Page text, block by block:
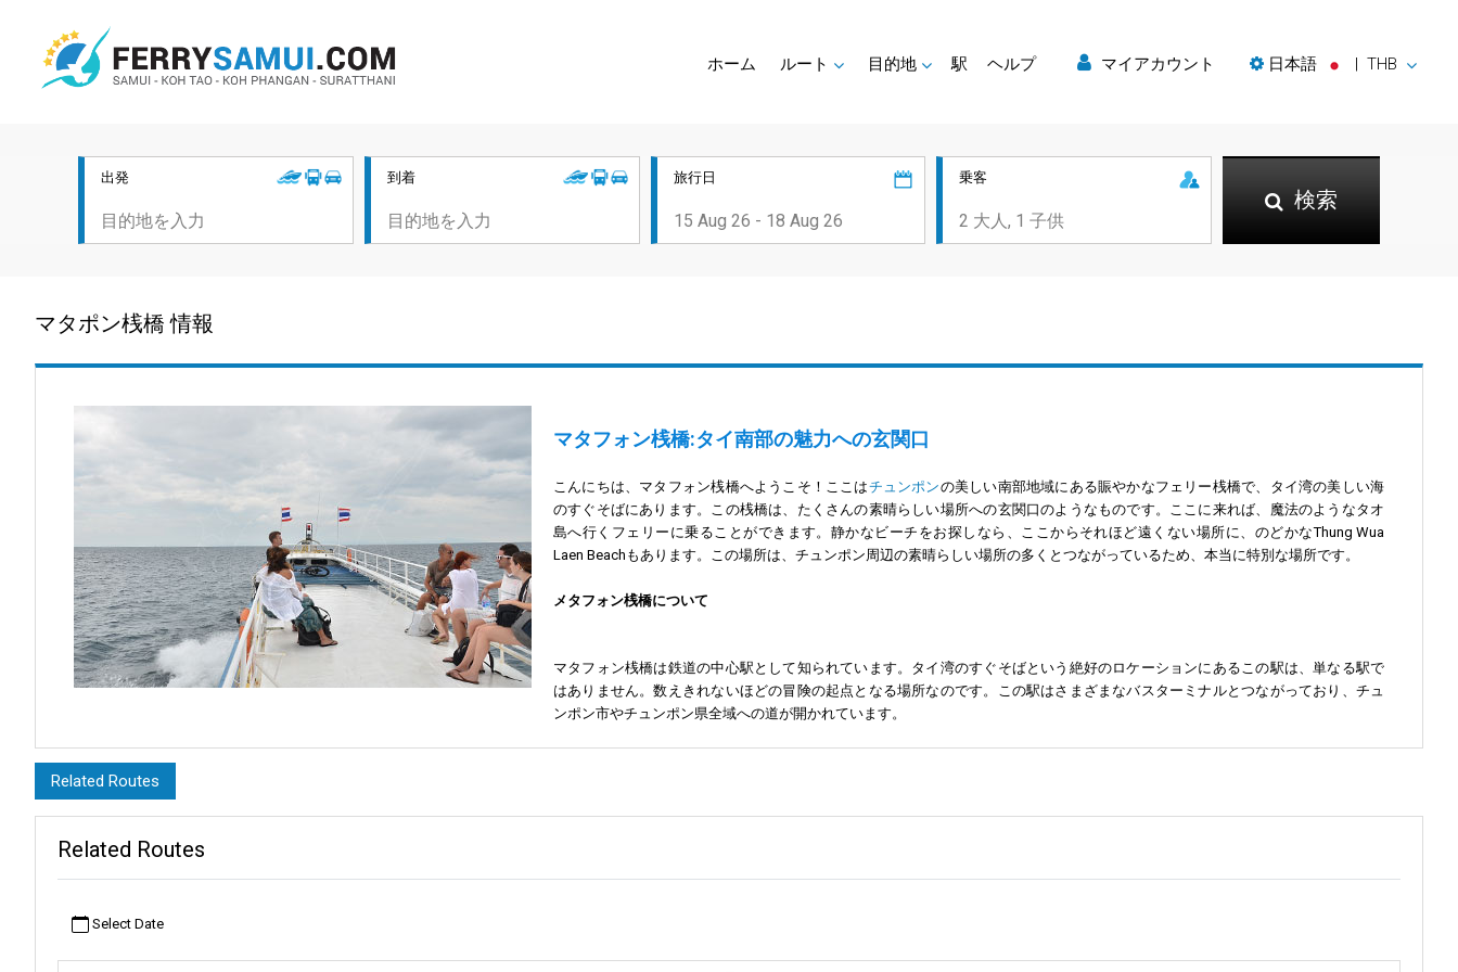
ホーム ルート 目的地 駅 ヘルプ マイアカウント 日本語 | THB
出発 到着 旅行日 乗客
検索
マタポン桟橋 情報
マタフォン桟橋:タイ南部の魅力への玄関口
こんにちは、マタフォン桟橋へようこそ！ここはチュンポンの美しい南部地域にある賑やかなフェリー桟橋で、タイ湾の美しい海
のすぐそばにあります。この桟橋は、たくさんの素晴らしい場所への玄関口のようなものです。ここに来れば、魔法のようなタオ
島へ行くフェリーに乗ることができます。静かなビーチをお探しなら、ここからそれほど遠くない場所に、のどかなThung Wua
Laen Beachもあります。この場所は、チュンポン周辺の素晴らしい場所の多くとつながっているため、本当に特別な場所です。
メタフォン桟橋について
マタフォン桟橋は鉄道の中心駅として知られています。タイ湾のすぐそばという絶好のロケーションにあるこの駅は、単なる駅で
はありません。数えきれないほどの冒険の起点となる場所なのです。この駅はさまざまなバスターミナルとつながっており、チュ
ンポン市やチュンポン県全域への道が開かれています。
魅力があります。ここは、数多くの他の観光スポットへのアクセスポイントでもあるのです。チュンポンの北には、緑豊かなチュンポン国立公園が広がっています。
名なのは、ダイビングスポットであるHTMSマタフォンです。
を宣言していたタイですが、その戦略的位置から、戦争に巻き込まれることは避けられませんでした。タイ王国海軍は、この困難な地政学上の海域を航行する上で不可欠な存在でした。タイは自国の主権を
守るために戦い、この地域の戦争の流れを形作る重要な作戦に従事しました。この時期は、タイ海軍の不屈の精神と献身が示され、タイの軍事史における重要な一章となりました。
Related Routes
Related Routes
Select Date